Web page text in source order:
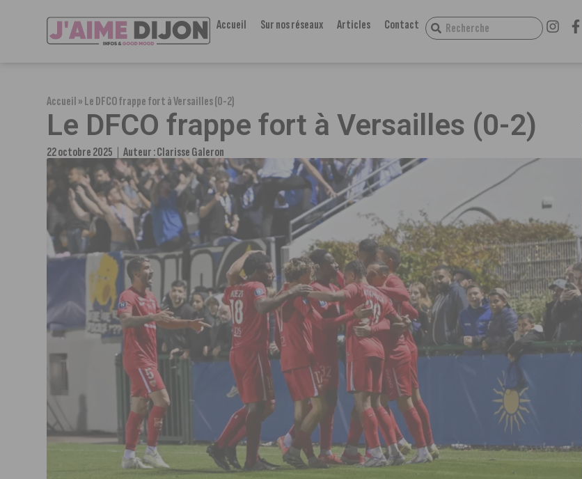
Accueil Sur nos réseaux Articles Contact
Accueil»Le DFCO frappe fort à Versailles (0-2)
Le DFCO frappe fort à Versailles (0-2)
22 octobre 2025 Auteur :Clarisse Galeron